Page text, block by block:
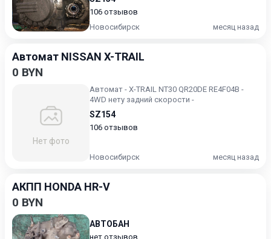
106 отзывов
Новосибирск
месяц назад
Автомат NISSAN X-TRAIL
0 BYN
Нет фото
Автомат - X-TRAIL NT30 QR20DE RE4F04B -
4WD нету задний скорости -
SZ154
106 отзывов
Новосибирск месяц назад
АКПП HONDA HR-V
0 BYN
АВТОБАН
нет отзывов